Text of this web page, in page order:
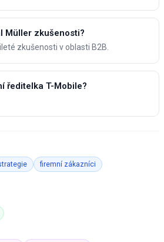
Müller zkušenosti?
zkušenosti v oblasti B2B.
ředitelka T-Mobile?
firemní zákazníci